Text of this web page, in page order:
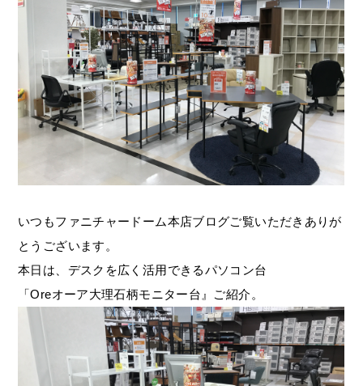
いつもファニチャードーム本店ブログご覧いただきありが
とうございます。
本日は、デスクを広く活用できるパソコン台
「Oreオーア大理石柄モニター台』ご紹介。